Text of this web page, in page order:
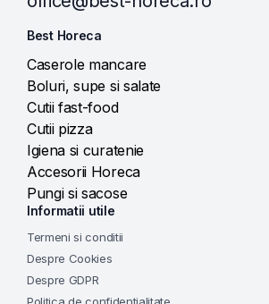
Best Horeca
Caserole mancare
Boluri, supe si salate
Cutii fast-food
Cutii pizza
Igiena si curatenie
Accesorii Horeca
Pungi si sacose
Informatii utile
Termeni si conditii
Despre Cookies
Despre GDPR